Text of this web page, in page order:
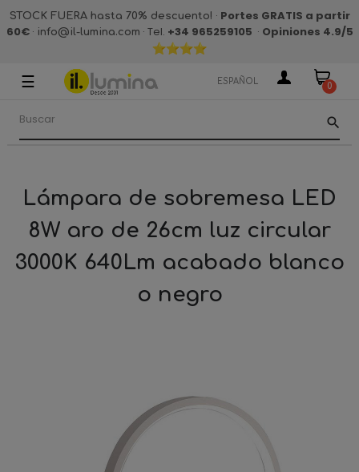
STOCK FUERA hasta 70% descuento! · Portes GRATIS a partir
60€· info@il-lumina.com · Tel. +34 965259105 · Opiniones 4.9/5
Navegación
palanca
☰ ESPAÑOL 0
search
Lámpara de sobremesa LED
8W aro de 26cm luz circular
3000K 640Lm acabado blanco
o negro